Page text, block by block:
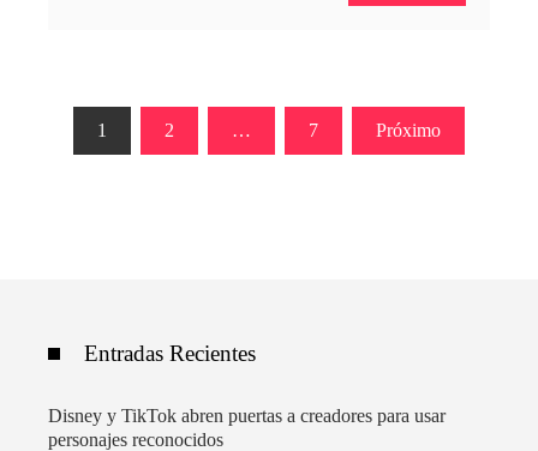
Paginación
1 2 … 7 Próximo
Entradas Recientes
Disney y TikTok abren puertas a creadores para usar
personajes reconocidos